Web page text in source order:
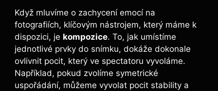
Když mluvíme o zachycení emocí na
fotografiích, klíčovým nástrojem, který máme k
dispozici, je kompozice. To, jak umístíme
jednotlivé prvky do snímku, dokáže dokonale
ovlivnit pocit, který ve spectatoru vyvoláme.
Například, pokud zvolíme symetrické
uspořádání, můžeme vyvolat pocit stability a